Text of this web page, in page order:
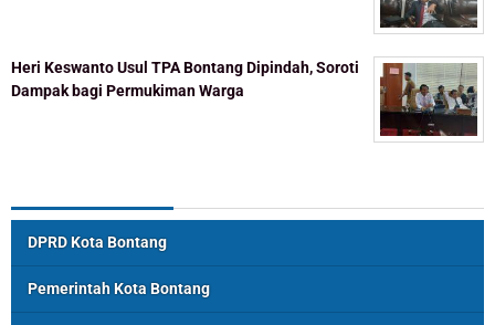
Heri Keswanto Usul TPA Bontang Dipindah, Soroti
Dampak bagi Permukiman Warga
DPRD Kota Bontang
Pemerintah Kota Bontang